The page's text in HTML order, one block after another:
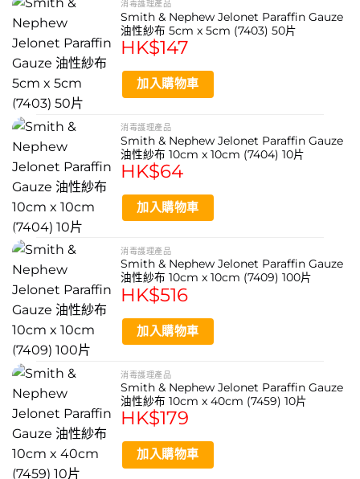
消毒護理產品
Smith & Nephew Jelonet Paraffin Gauze
油性紗布 5cm x 5cm (7403) 50片
HK$147
加入購物車
消毒護理產品
Smith & Nephew Jelonet Paraffin Gauze
油性紗布 10cm x 10cm (7404) 10片
HK$64
加入購物車
消毒護理產品
Smith & Nephew Jelonet Paraffin Gauze
油性紗布 10cm x 10cm (7409) 100片
HK$516
加入購物車
消毒護理產品
Smith & Nephew Jelonet Paraffin Gauze
油性紗布 10cm x 40cm (7459) 10片
HK$179
加入購物車